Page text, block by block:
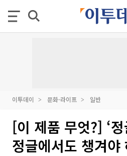
이투데이 문화·라이프 일반
[이 제품 무엇?] ‘
정글에서도 챙겨야